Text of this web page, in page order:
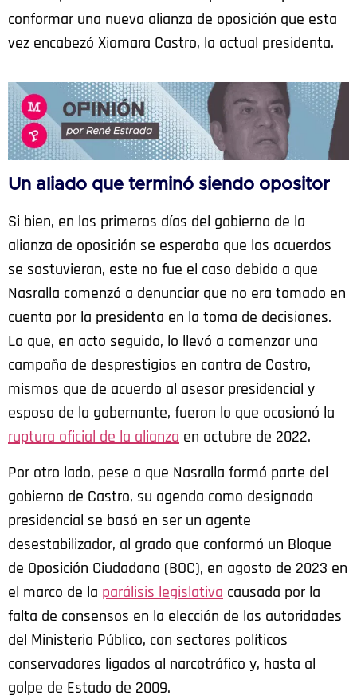
conformar una nueva alianza de oposición que esta
vez encabezó Xiomara Castro, la actual presidenta.
Un aliado que terminó siendo opositor
Si bien, en los primeros días del gobierno de la
alianza de oposición se esperaba que los acuerdos
se sostuvieran, este no fue el caso debido a que
Nasralla comenzó a denunciar que no era tomado en
cuenta por la presidenta en la toma de decisiones.
Lo que, en acto seguido, lo llevó a comenzar una
campaña de desprestigios en contra de Castro,
mismos que de acuerdo al asesor presidencial y
esposo de la gobernante, fueron lo que ocasionó la
ruptura oficial de la alianza en octubre de 2022.
Por otro lado, pese a que Nasralla formó parte del
gobierno de Castro, su agenda como designado
presidencial se basó en ser un agente
desestabilizador, al grado que conformó un Bloque
de Oposición Ciudadana (BOC), en agosto de 2023 en
el marco de la parálisis legislativa causada por la
falta de consensos en la elección de las autoridades
del Ministerio Público, con sectores políticos
conservadores ligados al narcotráfico y, hasta al
golpe de Estado de 2009.